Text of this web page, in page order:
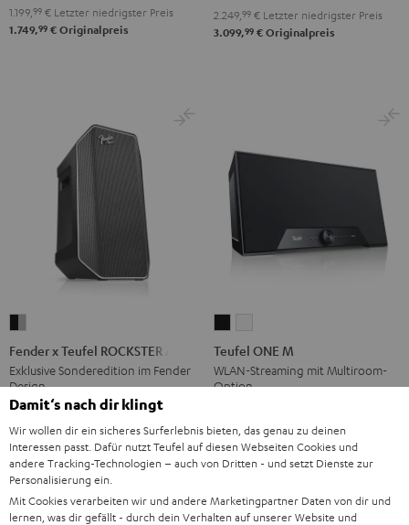
1.199, 99 € Letzter niedrigster Preis
1.749,99 € Originalpreis
Dolby
Atmos
Dolby
Atmos
2.249, 99 € Letzter niedrigster Preis
3.099,99 € Originalpreis
Teufel
ROCKSTER
AIR
2
Black
&
Steel
Fender x Teufel ROCKSTER AIR 2
Exklusive Sonderedition im Fender
Design
629, €Letzter niedrigster Preis
699,99€Originalpreis
ONE
M
Schwarz
ONE
M
Weiß
Teufel ONE M
WLAN-Streaming mit Multiroom-
Option
399, 99€Letzter niedrigster Preis
499,99€Originalpreis
Damit‘s nach dir klingt
Wir wollen dir ein sicheres Surferlebnis bieten, das genau zu deinen
Interessen passt. Dafür nutzt Teufel auf diesen Webseiten Cookies und
andere Tracking-Technologien – auch von Dritten - und setzt Dienste zur
Personalisierung ein.
Mit Cookies verarbeiten wir und andere Marketingpartner Daten von dir und
lernen, was dir gefällt - durch dein Verhalten auf unserer Website und